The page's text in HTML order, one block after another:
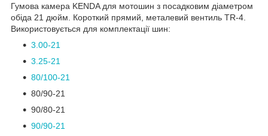
Гумова камера KENDA для мотошин з посадковим діаметром
обіда 21 дюйм. Короткий прямий, металевий вентиль TR-4.
Використовується для комплектації шин:
3.00-21
3.25-21
80/100-21
80/90-21
90/80-21
90/90-21